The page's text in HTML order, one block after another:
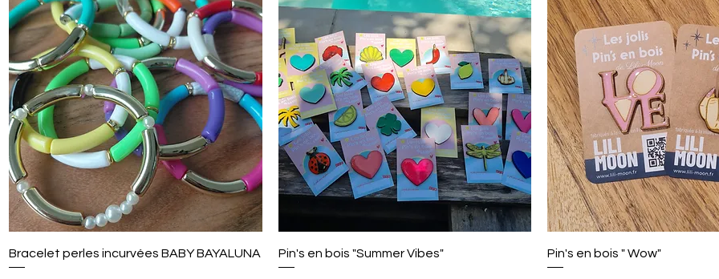
Aperçu rapide
Bracelet perles incurvées BABY BAYALUNA Aperçu rapide
Pin's en bois "Summer Vibes" Aperçu rapide
Pin's en bois " Wow"